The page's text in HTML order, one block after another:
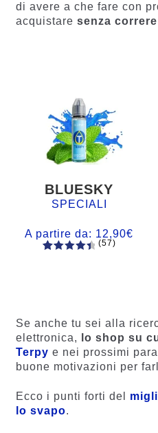
di avere a che fare con
acquistare senza
BLUESKY
SPECIALI
A partire da: 12,90€
recensio
ni
(57)
Se anche tu sei alla
elettronica,
lo shop su
Terpy e nei prossimi
buone motivazioni per
Ecco i punti forti del
lo svapo.